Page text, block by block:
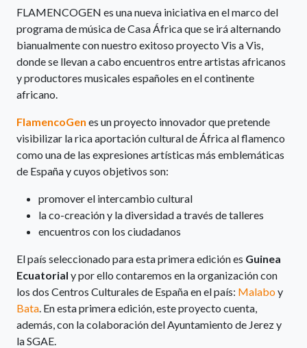
FLAMENCOGEN es una nueva iniciativa en el marco del
programa de música de Casa África que se irá alternando
bianualmente con nuestro exitoso proyecto Vis a Vis,
donde se llevan a cabo encuentros entre artistas africanos
y productores musicales españoles en el continente
africano.
FlamencoGen es un proyecto innovador que pretende
visibilizar la rica aportación cultural de África al flamenco
como una de las expresiones artísticas más emblemáticas
de España y cuyos objetivos son:
promover el intercambio cultural
la co-creación y la diversidad a través de talleres
encuentros con los ciudadanos
El país seleccionado para esta primera edición es Guinea
Ecuatorial y por ello contaremos en la organización con
los dos Centros Culturales de España en el país: Malaboy
Bata . En esta primera edición, este proyecto cuenta,
además, con la colaboración del Ayuntamiento de Jerez y
la SGAE.